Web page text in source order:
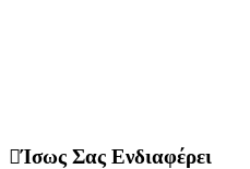
Ίσως Σας Ενδιαφέρει